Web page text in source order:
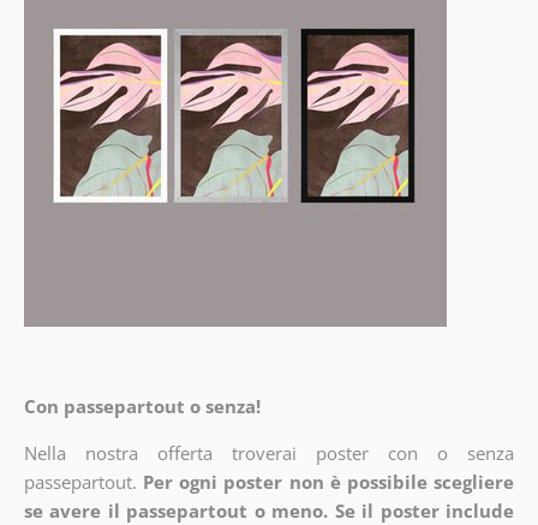
Con passepartout o senza!
Nella nostra offerta troverai poster con o senza
passepartout. Per ogni poster non è possibile scegliere
se avere il passepartout o meno. Se il poster include